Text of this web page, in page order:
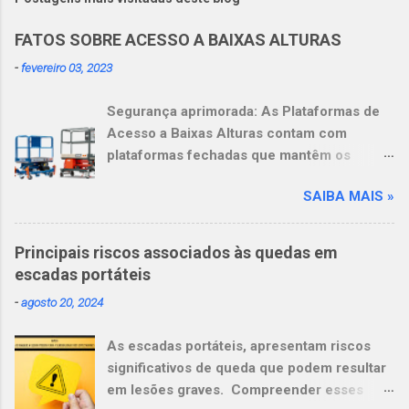
FATOS SOBRE ACESSO A BAIXAS ALTURAS
- fevereiro 03, 2023
Segurança aprimorada: As Plataformas de
Acesso a Baixas Alturas contam com
plataformas fechadas que mantêm os
produtividade: Os operadores podem se
sentir mais à vontade e serem mais
produtivos, graças à amplitude de
movimentos de 360 graus ao trabalhar em
com degrau apenas de um lado, escadas
com pódio e escadas com plataforma.
FATOS SOBRE A ESCADA Problemas de
SAIBA MAIS »
Principais riscos associados às quedas em
escadas portáteis
-agosto 20, 2024
As escadas portáteis, apresentam riscos
significativos de queda que podem resultar
em lesões graves. Compreender esses